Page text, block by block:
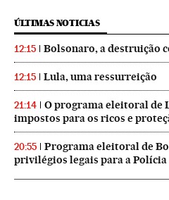
ÚLTIMAS NOTICIAS
12:15 Bolsonaro, a destruição
12:15 Lula, uma ressurreição
21:14
O programa eleitoral de
impostos para os ricos e
20:55
Programa eleitoral de
privilégios legais para a Polícia